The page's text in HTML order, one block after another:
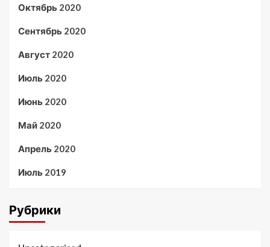
Октябрь 2020
Сентябрь 2020
Август 2020
Июль 2020
Июнь 2020
Май 2020
Апрель 2020
Июль 2019
Рубрики